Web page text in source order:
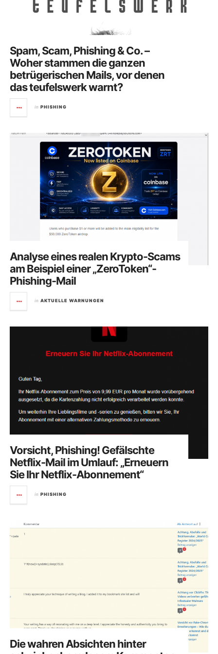
Spam, Scam, Phishing & Co. –
Woher stammen die ganzen
betrügerischen Mails, vor denen
das teufelswerk warnt?
in PHISHING
Analyse eines realen Krypto-Scams
am Beispiel einer „ZeroToken“-
Phishing-Mail
in AKTUELLE WARNUNGEN
Vorsicht, Phishing! Gefälschte
Netflix-Mail im Umlauf: „Erneuern
Sie Ihr Netflix-Abonnement“
in PHISHING
Die wahren Absichten hinter